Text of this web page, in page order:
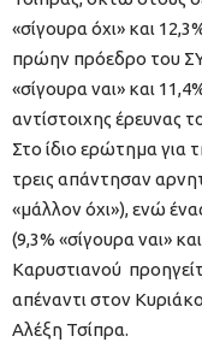
«σίγουρα όχι» και
πρώην πρόεδρο του
«σίγουρα ναι» και
αντίστοιχης έρευνας
Στο ίδιο ερώτημα για
τρεις απάντησαν
«μάλλον όχι»), ενώ
(9,3% «σίγουρα ναι»
Καρυστιανού
απέναντι στον
Αλέξη Τσίπρα.